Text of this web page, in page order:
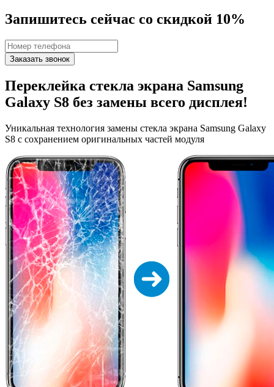
Запишитесь сейчас со скидкой 10%
Заказать звонок
Переклейка стекла экрана Samsung
Galaxy S8 без замены всего дисплея!
Уникальная технология замены стекла экрана Samsung Galaxy
S8 с сохранением оригинальных частей модуля